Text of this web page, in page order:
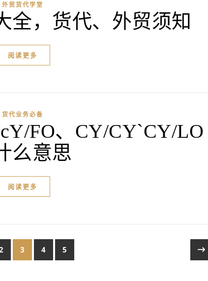
外贸货代学堂
全，货代、外贸须知
阅读更多
货代业务必备
FO、CY/CY`CY/LO
么意思
阅读更多
3 4 5